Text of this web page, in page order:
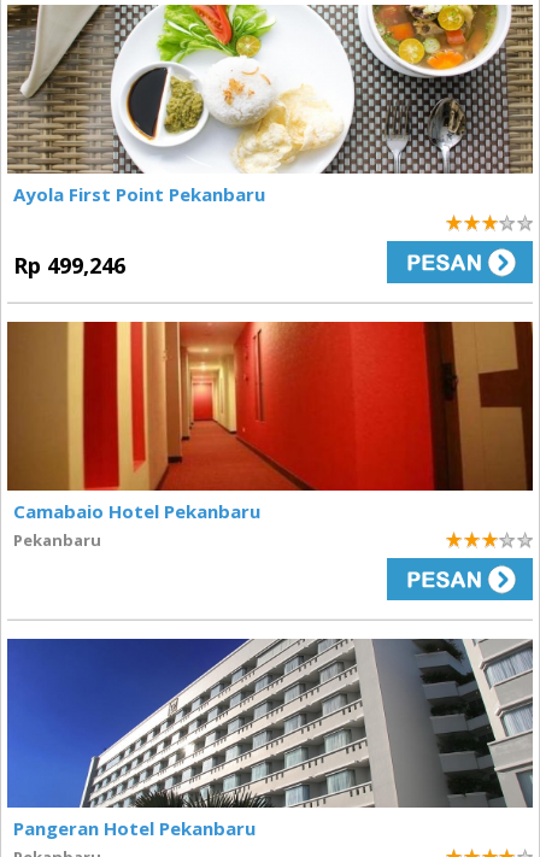
Ayola First Point Pekanbaru
Rp 499,246
3
Camabaio Hotel Pekanbaru
Pekanbaru
3
Pangeran Hotel Pekanbaru